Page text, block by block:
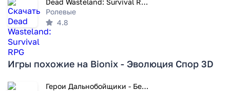
Dead Wasteland: Survival RPG
Ролевые
4.8
Игры похожие на Bionix - Эволюция Спор 3D
Герои Дальнобойщики - Безумная